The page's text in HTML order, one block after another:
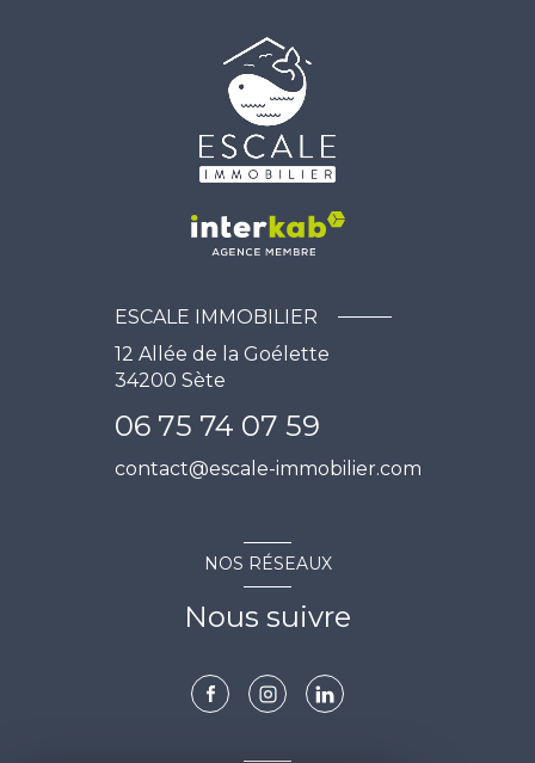
ESCALE IMMOBILIER
12 Allée de la Goélette
34200 Sète
06 75 74 07 59
contact@escale-immobilier.com
NOS RÉSEAUX
Nous suivre